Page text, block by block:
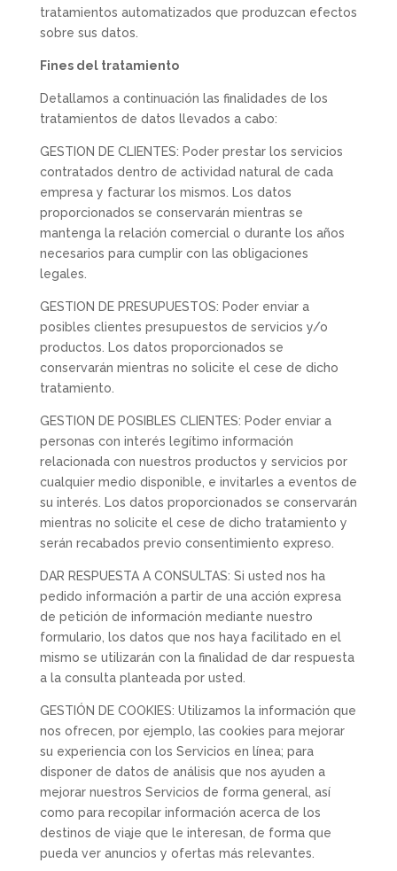
tratamientos automatizados que produzcan efectos
sobre sus datos.
Fines del tratamiento
Detallamos a continuación las finalidades de los
tratamientos de datos llevados a cabo:
GESTION DE CLIENTES: Poder prestar los servicios
contratados dentro de actividad natural de cada
empresa y facturar los mismos. Los datos
proporcionados se conservarán mientras se
mantenga la relación comercial o durante los años
necesarios para cumplir con las obligaciones
legales.
GESTION DE PRESUPUESTOS: Poder enviar a
posibles clientes presupuestos de servicios y/o
productos. Los datos proporcionados se
conservarán mientras no solicite el cese de dicho
tratamiento.
GESTION DE POSIBLES CLIENTES: Poder enviar a
personas con interés legítimo información
relacionada con nuestros productos y servicios por
cualquier medio disponible, e invitarles a eventos de
su interés. Los datos proporcionados se conservarán
mientras no solicite el cese de dicho tratamiento y
serán recabados previo consentimiento expreso.
DAR RESPUESTA A CONSULTAS: Si usted nos ha
pedido información a partir de una acción expresa
de petición de información mediante nuestro
formulario, los datos que nos haya facilitado en el
mismo se utilizarán con la finalidad de dar respuesta
a la consulta planteada por usted.
GESTIÓN DE COOKIES: Utilizamos la información que
nos ofrecen, por ejemplo, las cookies para mejorar
su experiencia con los Servicios en línea; para
disponer de datos de análisis que nos ayuden a
mejorar nuestros Servicios de forma general, así
como para recopilar información acerca de los
destinos de viaje que le interesan, de forma que
pueda ver anuncios y ofertas más relevantes.